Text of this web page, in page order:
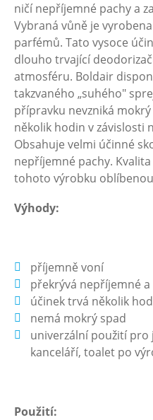
ničí nepříjemné pachy a
Vybraná vůně je
parfémů. Tato vysoce
dlouho trvající
atmosféru. Boldair
takzvaného „suhého"
přípravku nevzniká
několik hodin v závislosti
Obsahuje velmi účinné
nepříjemné pachy.
tohoto výrobku
Výhody:
příjemně voní
překrývá nepříjemné a
účinek trvá několik
nemá mokrý spad
univerzální použití
kanceláří, toalet po
Použití: